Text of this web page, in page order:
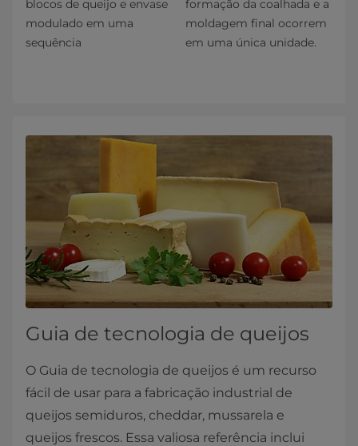
blocos de queijo e envase
modulado em uma
sequência
formação da coalhada e a
moldagem final ocorrem
em uma única unidade.
Guia de tecnologia de queijos
O Guia de tecnologia de queijos é um recurso
fácil de usar para a fabricação industrial de
queijos semiduros, cheddar, mussarela e
queijos frescos. Essa valiosa referência inclui